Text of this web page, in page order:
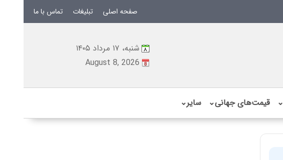
صفحه اصلی تبلیغات تماس با ما
شنبه، ۱۷ مرداد ۱۴۰۵
August 8, 2026
⌄ قیمت‌های جهانی⌄ سایر⌄